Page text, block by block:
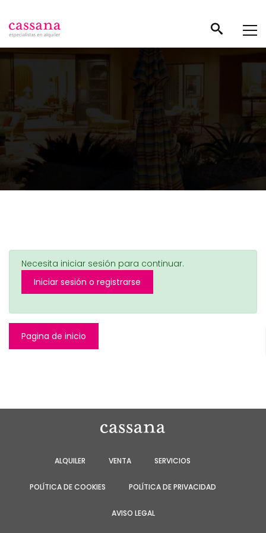
Necesita iniciar sesión para continuar.
Iniciar sesión o registrarse
Pagina de inicio
ALQUILER VENTA SERVICIOS
POLÍTICA DE COOKIES POLÍTICA DE PRIVACIDAD
AVISO LEGAL